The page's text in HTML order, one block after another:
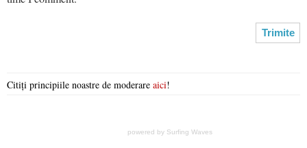
Citiți principiile noastre de moderare aici!
powered by Surfing Waves